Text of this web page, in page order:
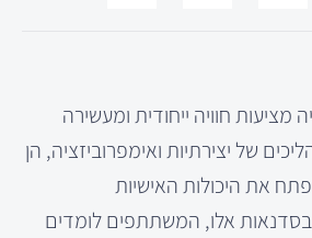
מציעות חוויה ייחודית ומעשירה
של יצירתיות ואימפרוביזציה, הן
את היכולות האישיות
בסדנאות אלו, המשתתפים לומדים